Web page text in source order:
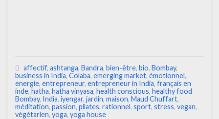
affectif, ashtanga, Bandra, bien-être, bio, Bombay,
business in India, Colaba, emerging market, émotionnel,
energie, entrepreneur, entrepreneur in India, français en
inde, hatha, hatha vinyasa, health conscious, healthy food
Bombay, India, iyengar, jardin, maison, Maud Chuffart,
méditation, passion, pilates, rationnel, sport, stress, vegan,
végétarien, yoga, yoga house